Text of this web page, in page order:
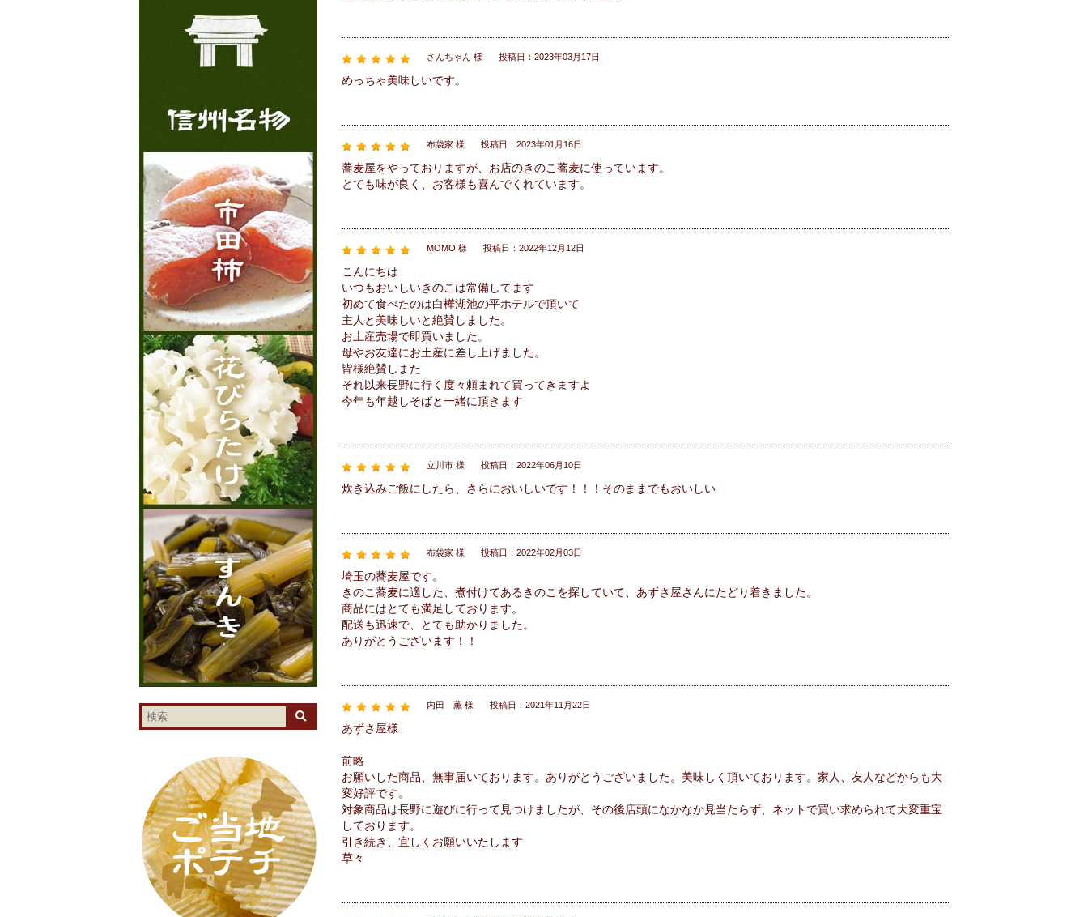
さんちゃん 様 投稿日：2023年03月17日
めっちゃ美味しいです。
布袋家 様 投稿日：2023年01月16日
蕎麦屋をやっておりますが、お店のきのこ蕎麦に使っています。
とても味が良く、お客様も喜んでくれています。
MOMO 様 投稿日：2022年12月12日
こんにちは
いつもおいしいきのこは常備してます
初めて食べたのは白樺湖池の平ホテルで頂いて
主人と美味しいと絶賛しました。
お土産売場で即買いました。
母やお友達にお土産に差し上げました。
皆様絶賛しまた
それ以来長野に行く度々頼まれて買ってきますよ
今年も年越しそばと一緒に頂きます
立川市 様 投稿日：2022年06月10日
炊き込みご飯にしたら、さらにおいしいです！！！そのままでもおいしい
布袋家 様 投稿日：2022年02月03日
埼玉の蕎麦屋です。
きのこ蕎麦に適した、煮付けてあるきのこを探していて、あずさ屋さんにたどり着きました。
商品にはとても満足しております。
配送も迅速で、とても助かりました。
ありがとうございます！！
内田 薫 様 投稿日：2021年11月22日
あずさ屋様
前略
お願いした商品、無事届いております。ありがとうございました。美味しく頂いております。家人、友人などからも大
変好評です。
対象商品は長野に遊びに行って見つけましたが、その後店頭になかなか見当たらず、ネットで買い求められて大変重宝
しております。
引き続き、宜しくお願いいたします
草々